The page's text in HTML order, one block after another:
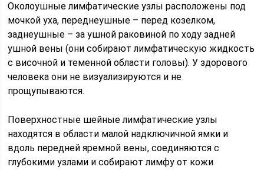
Околоушные лимфатические узлы расположены под
мочкой уха, переднеушные – перед козелком,
заднеушные – за ушной раковиной по ходу задней
ушной вены (они собирают лимфатическую жидкость
с височной и теменной области головы). У здорового
человека они не визуализируются и не
прощупываются.
Поверхностные шейные лимфатические узлы
находятся в области малой надключичной ямки и
вдоль передней яремной вены, соединяются с
глубокими узлами и собирают лимфу от кожи